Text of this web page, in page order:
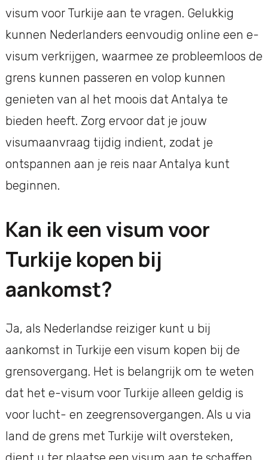
visum voor Turkije aan te vragen. Gelukkig
kunnen Nederlanders eenvoudig online een e-
visum verkrijgen, waarmee ze probleemloos de
grens kunnen passeren en volop kunnen
genieten van al het moois dat Antalya te
bieden heeft. Zorg ervoor dat je jouw
visumaanvraag tijdig indient, zodat je
ontspannen aan je reis naar Antalya kunt
beginnen.
Kan ik een visum voor
Turkije kopen bij
aankomst?
Ja, als Nederlandse reiziger kunt u bij
aankomst in Turkije een visum kopen bij de
grensovergang. Het is belangrijk om te weten
dat het e-visum voor Turkije alleen geldig is
voor lucht- en zeegrensovergangen. Als u via
land de grens met Turkije wilt oversteken,